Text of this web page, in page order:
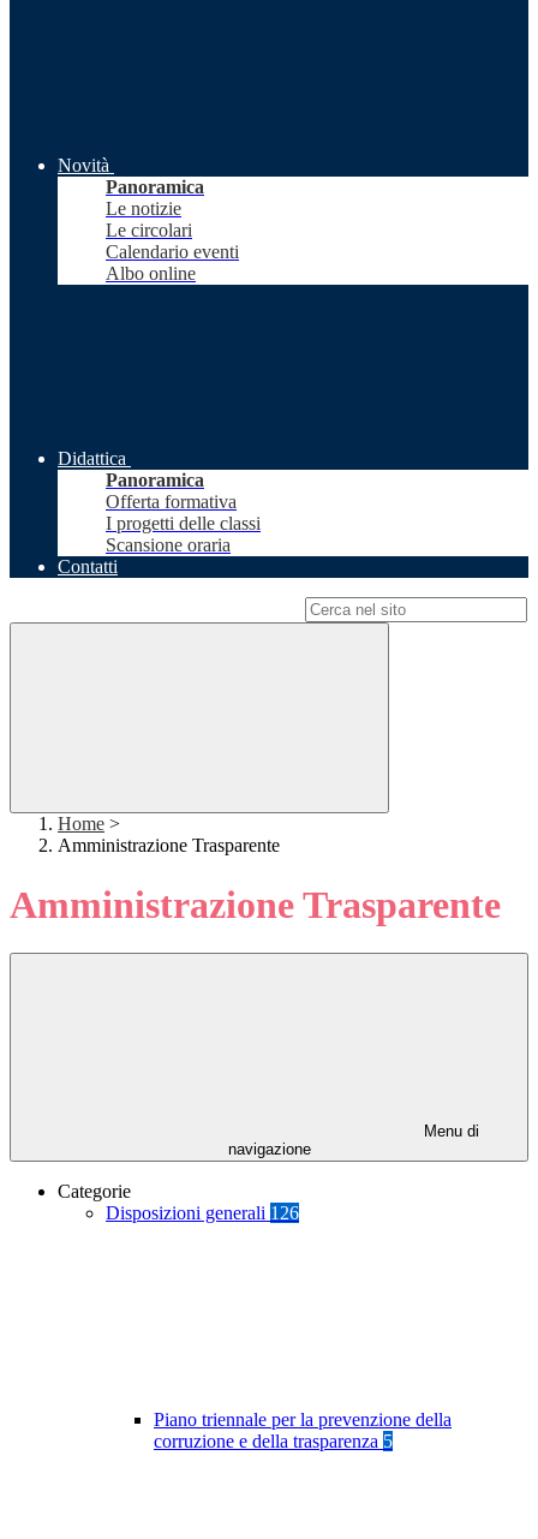
Novità
Panoramica
Le notizie
Le circolari
Calendario eventi
Albo online
Didattica
Panoramica
Offerta formativa
I progetti delle classi
Scansione oraria
Contatti
Home >
Amministrazione Trasparente
Amministrazione Trasparente
Menu di
navigazione
Categorie
Disposizioni generali 126
Piano triennale per la prevenzione della
corruzione e della trasparenza 5